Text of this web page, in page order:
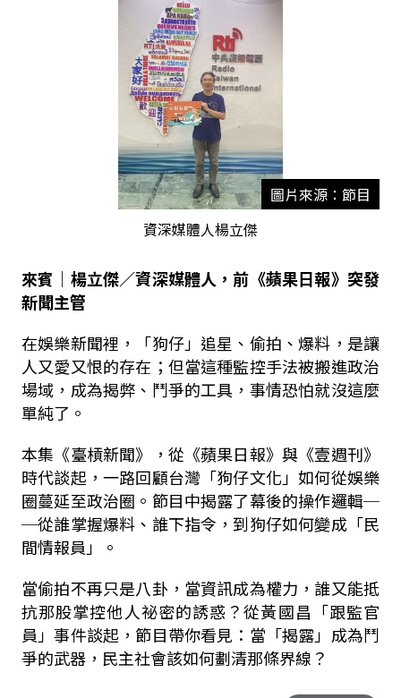
圖片來源：節目
資深媒體人楊立傑
來賓｜楊立傑／資深媒體人，前《蘋果日報》突發
新聞主管
在娛樂新聞裡，「狗仔」追星、偷拍、爆料，是讓
人又愛又恨的存在；但當這種監控手法被搬進政治
場域，成為揭弊、鬥爭的工具，事情恐怕就沒這麼
單純了。
本集《臺槓新聞》，從《蘋果日報》與《壹週刊》
時代談起，一路回顧台灣「狗仔文化」如何從娛樂
圈蔓延至政治圈。節目中揭露了幕後的操作邏輯─
─從誰掌握爆料、誰下指令，到狗仔如何變成「民
間情報員」。
當偷拍不再只是八卦，當資訊成為權力，誰又能抵
抗那股掌控他人祕密的誘惑？從黃國昌「跟監官
員」事件談起，節目帶你看見：當「揭露」成為鬥
爭的武器，民主社會該如何劃清那條界線？